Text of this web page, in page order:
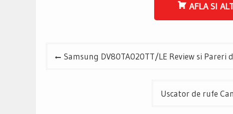
AFLA SI
Navigare
Samsung DV80TA020TT/LE Review si
Uscator de rufe